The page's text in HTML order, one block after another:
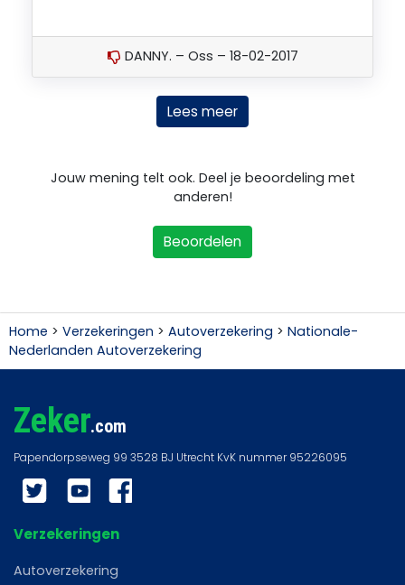
DANNY. – Oss – 18-02-2017
Lees meer
Jouw mening telt ook. Deel je beoordeling met
anderen!
Beoordelen
Home > Verzekeringen > Autoverzekering > Nationale-
Nederlanden Autoverzekering
Zeker.com
Twitter YouTube
Verzekeringen
Autoverzekering